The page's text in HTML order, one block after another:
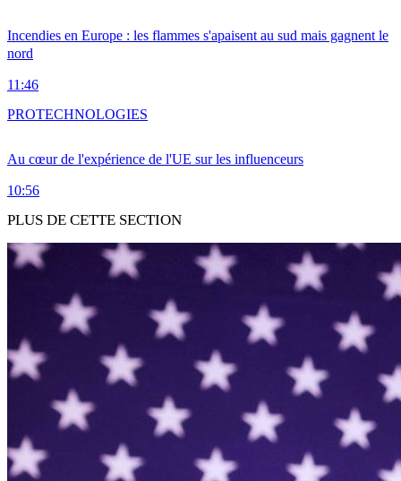
Incendies en Europe : les flammes s'apaisent au sud mais gagnent le
nord
11:46
Au cœur de l'expérience de l'UE sur les influenceurs
10:56
PROTECHNOLOGIES
PLUS DE CETTE SECTION